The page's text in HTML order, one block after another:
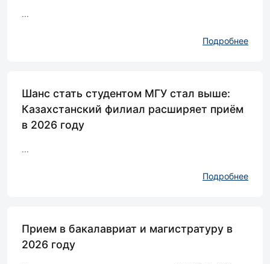
...
Подробнее
Шанс стать студентом МГУ стал выше:
Казахстанский филиал расширяет приём
в 2026 году
...
Подробнее
Прием в бакалавриат и магистратуру в
2026 году